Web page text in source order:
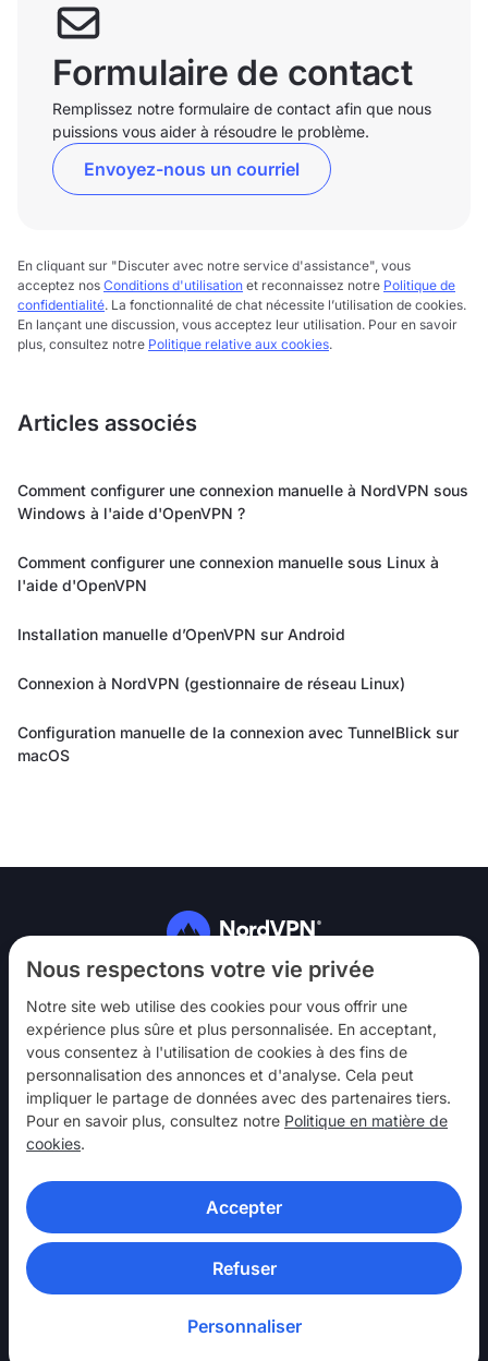
Nous respectons votre vie privée
Notre site web utilise des cookies pour vous offrir une
expérience plus sûre et plus personnalisée. En acceptant,
vous consentez à l'utilisation de cookies à des fins de
personnalisation des annonces et d'analyse. Cela peut
impliquer le partage de données avec des partenaires tiers.
Pour en savoir plus, consultez notre Politique en matière de
cookies.
Accepter
Refuser
Personnaliser
Formulaire de contact
Remplissez notre formulaire de contact afin que nous
puissions vous aider à résoudre le problème.
Envoyez-nous un courriel
En cliquant sur "Discuter avec notre service d'assistance", vous
acceptez nos Conditions d'utilisation et reconnaissez notre Politique de
confidentialité. La fonctionnalité de chat nécessite l’utilisation de cookies.
En lançant une discussion, vous acceptez leur utilisation. Pour en savoir
plus, consultez notre Politique relative aux cookies.
Articles associés
Comment configurer une connexion manuelle à NordVPN sous
Windows à l'aide d'OpenVPN ?
Comment configurer une connexion manuelle sous Linux à
l'aide d'OpenVPN
Installation manuelle d’OpenVPN sur Android
Connexion à NordVPN (gestionnaire de réseau Linux)
Configuration manuelle de la connexion avec TunnelBlick sur
macOS
Suivez-nous
NordVPN
Interagir
Aide
En savoir plus
APPLICATIONS VPN
© 2026 Nord Security. Tous droits réservés